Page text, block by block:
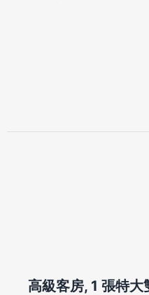
高級客房, 1 張特大